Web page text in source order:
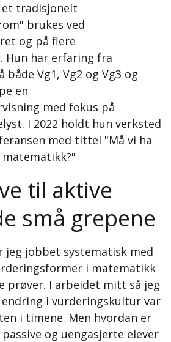
et tradisjonelt
brukes ved
og på flere
Hun har erfaring fra
Vg1, Vg2 og Vg3 og
en
med fokus på
I 2022 holdt hun verksted
med tittel "Må vi ha
til aktive
små grepene
jeg jobbet systematisk med
i matematikk
prøver. I arbeidet mitt så jeg
i vurderingskultur var
i timene. Men hvordan er
og uengasjerte elever